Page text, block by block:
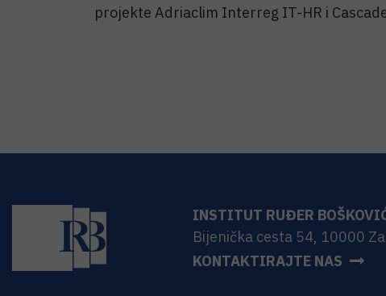
projekte Adriaclim Interreg IT-HR i
INSTITUT RUĐER
Bijenička cesta 54, 10000
KONTAKTIRAJTE NAS